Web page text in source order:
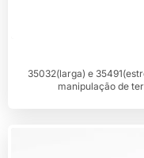
35032(larga) e
manipulação de